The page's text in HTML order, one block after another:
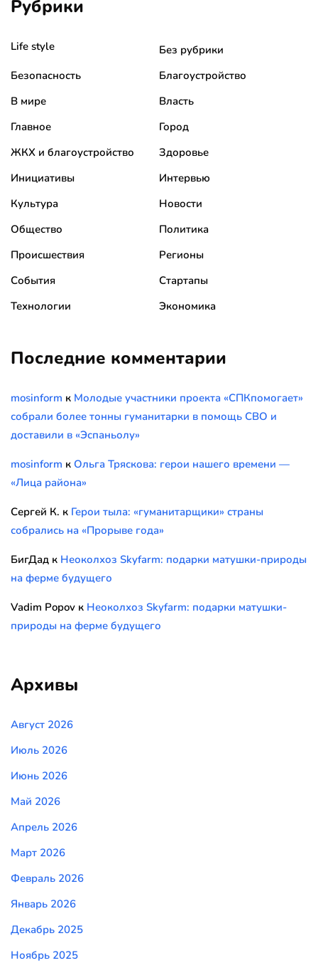
Рубрики
Life style
Без рубрики
Безопасность
Благоустройство
В мире
Власть
Главное
Город
ЖКХ и благоустройство
Здоровье
Инициативы
Интервью
Культура
Новости
Общество
Политика
Происшествия
Регионы
События
Стартапы
Технологии
Экономика
Последние комментарии
mosinform к Молодые участники проекта «СПКпомогает»
собрали более тонны гуманитарки в помощь СВО и
доставили в «Эспаньолу»
mosinform к Ольга Тряскова: герои нашего времени —
«Лица района»
Сергей К. к Герои тыла: «гуманитарщики» страны
собрались на «Прорыве года»
БигДад к Неоколхоз Skyfarm: подарки матушки-природы
на ферме будущего
Vadim Popov к Неоколхоз Skyfarm: подарки матушки-
природы на ферме будущего
Архивы
Август 2026
Июль 2026
Июнь 2026
Май 2026
Апрель 2026
Март 2026
Февраль 2026
Январь 2026
Декабрь 2025
Ноябрь 2025